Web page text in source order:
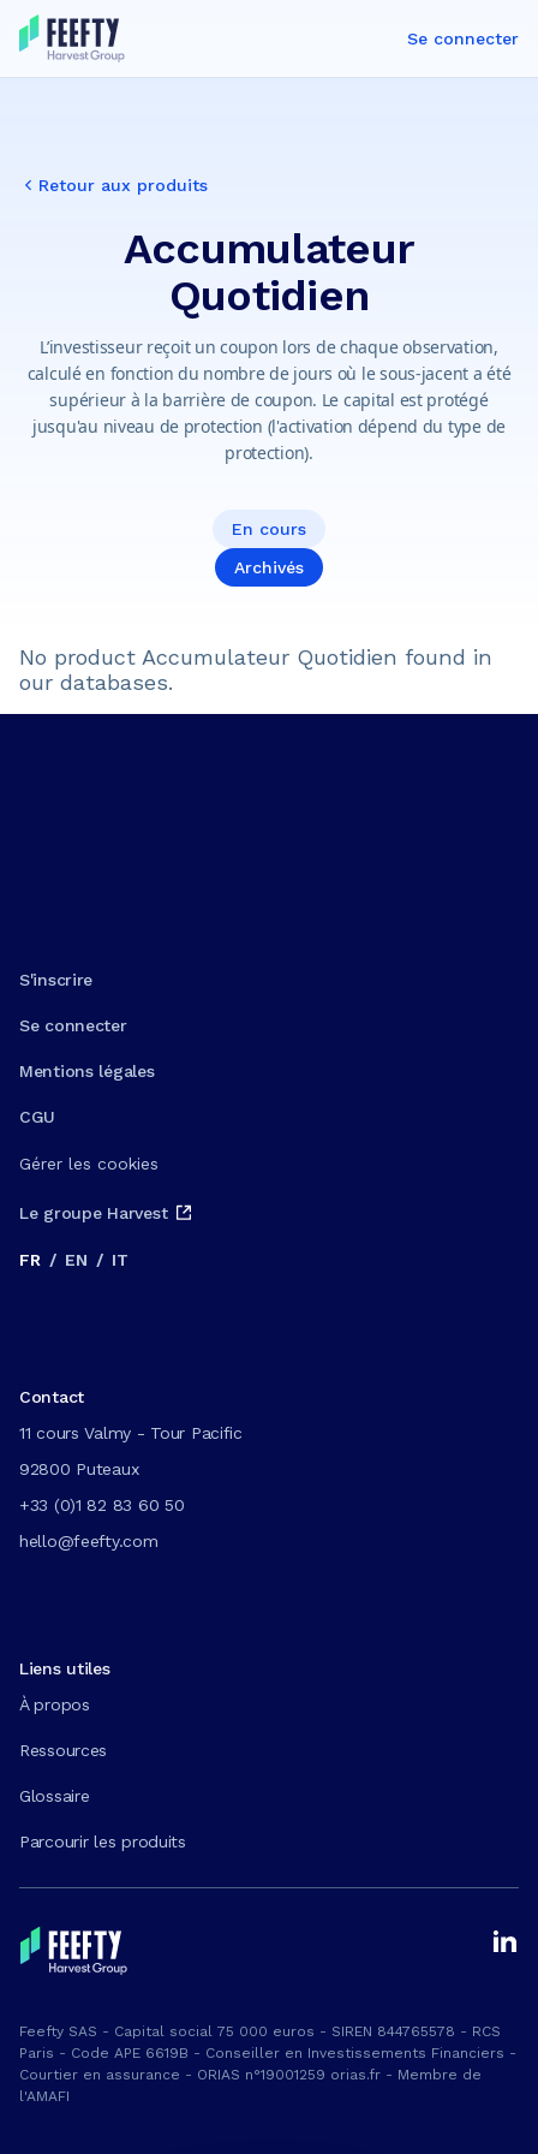
Se connecter
Retour aux produits
Accumulateur
Quotidien
L’investisseur reçoit un coupon lors de chaque observation,
calculé en fonction du nombre de jours où le sous-jacent a été
supérieur à la barrière de coupon. Le capital est protégé
jusqu'au niveau de protection (l'activation dépend du type de
protection).
En cours
Archivés
No product Accumulateur Quotidien found in
our databases.
S'inscrire
Se connecter
Mentions légales
CGU
Gérer les cookies
Le groupe Harvest
FR / EN / IT
Contact
11 cours Valmy - Tour Pacific
92800 Puteaux
+33 (0)1 82 83 60 50
hello@feefty.com
Liens utiles
À propos
Ressources
Glossaire
Parcourir les produits
Feefty SAS - Capital social 75 000 euros - SIREN 844765578 - RCS
Paris - Code APE 6619B - Conseiller en Investissements Financiers -
Courtier en assurance - ORIAS n°19001259 orias.fr - Membre de
l'AMAFI